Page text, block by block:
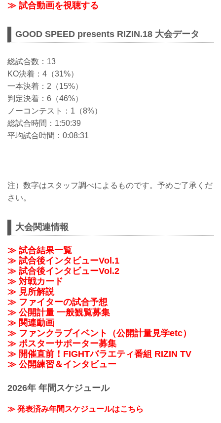
≫ 試合動画を視聴する
GOOD SPEED presents RIZIN.18 大会データ
総試合数：13
KO決着：4（31%）
一本決着：2（15%）
判定決着：6（46%）
ノーコンテスト：1（8%）
総試合時間：1:50:39
平均試合時間：0:08:31
注）数字はスタッフ調べによるものです。予めご了承くだ
さい。
大会関連情報
≫ 試合結果一覧
≫ 試合後インタビューVol.1
≫ 試合後インタビューVol.2
≫ 対戦カード
≫ 見所解説
≫ ファイターの試合予想
≫ 公開計量 一般観覧募集
≫ 関連動画
≫ ファンクラブイベント（公開計量見学etc）
≫ ポスターサポーター募集
≫ 開催直前！FIGHTバラエティ番組 RIZIN TV
≫ 公開練習＆インタビュー
2026年 年間スケジュール
≫ 発表済み年間スケジュールはこちら